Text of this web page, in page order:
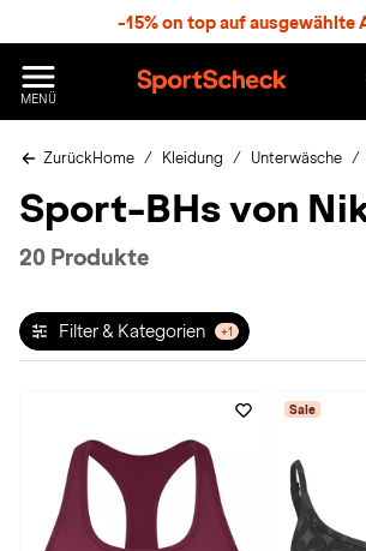
-15% on top auf ausgewählte
MENÜ
p
r
S
h
k
ZurückHome Kleidung Unterwäsche
Sport-BHs von
20 Produkte
Filter & Kategorien +1
Sale